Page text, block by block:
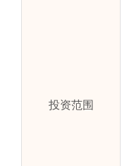
投资范围